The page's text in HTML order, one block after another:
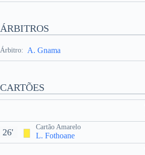
ÁRBITROS
Árbitro: A. Gnama
CARTÕES
Cartão Amarelo
L. Fothoane
26'